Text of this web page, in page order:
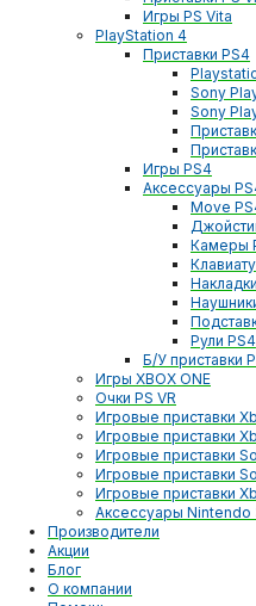
Игры PS Vita
PlayStation 4
Приставки PS4
Sony
Sony
Игры PS4
Аксессуары
Move
Камеры
Рули PS4
Б/У приставки
Игры XBOX ONE
Очки PS VR
Игровые приставки
Игровые приставки
Игровые приставки
Игровые приставки
Игровые приставки
Аксессуары Nintendo
Производители
Акции
Блог
О компании